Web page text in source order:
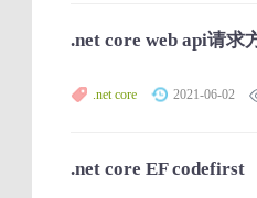
.net core web api请求
.net core 2021-06-02
.net core EF codefirst